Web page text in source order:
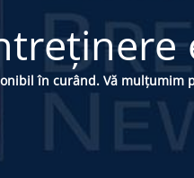
în curând. Vă mulțumim